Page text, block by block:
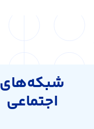
شبکه‌های
اجتماعی